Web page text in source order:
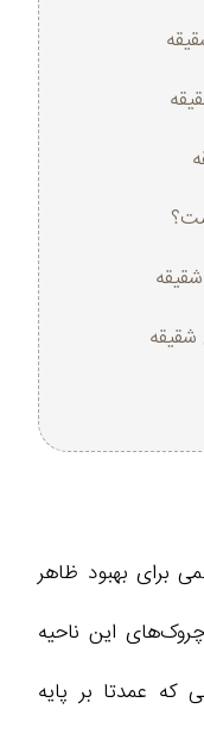
شقیقه
برای بهبود ظاهر
این ناحیه
عمدتا بر پایه